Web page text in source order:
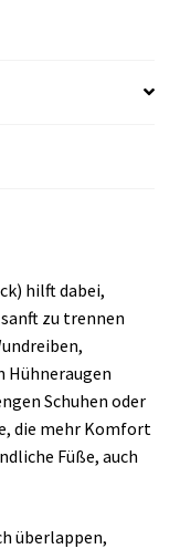
hilft dabei,
zu trennen
Hühneraugen
Schuhen oder
die mehr Komfort
Füße, auch
überlappen,